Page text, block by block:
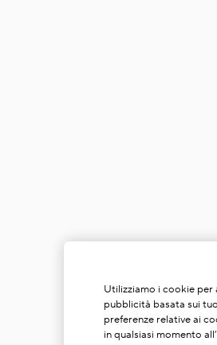
Utilizziamo i cookie per
pubblicità basata sui
preferenze relative ai
in qualsiasi momento